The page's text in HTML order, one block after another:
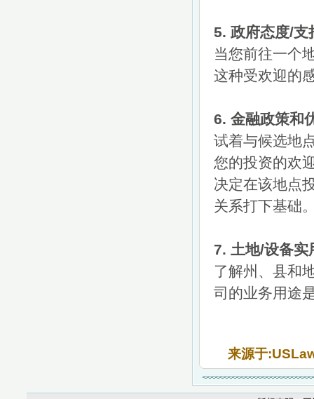
5. 政府态度/支
当您前往一个
这种受欢迎的
6. 金融政策和
试着与候选地
您的投资的欢
决定在该地点
关系打下基础
7. 土地/设备实
了解州、县和
司的业务用途
来源于